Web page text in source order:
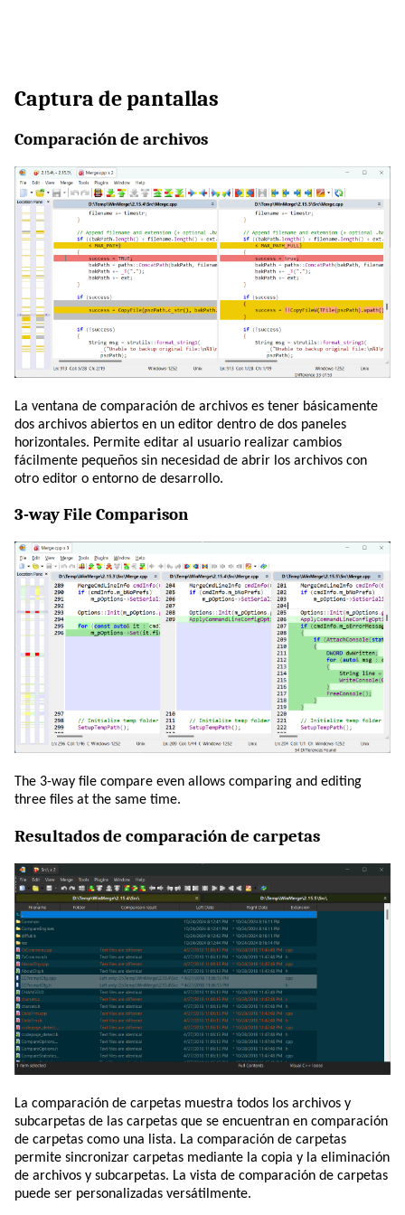
Captura de pantallas
Comparación de archivos
La ventana de comparación de archivos es tener básicamente
dos archivos abiertos en un editor dentro de dos paneles
horizontales. Permite editar al usuario realizar cambios
fácilmente pequeños sin necesidad de abrir los archivos con
otro editor o entorno de desarrollo.
3-way File Comparison
The 3-way file compare even allows comparing and editing
three files at the same time.
Resultados de comparación de carpetas
La comparación de carpetas muestra todos los archivos y
subcarpetas de las carpetas que se encuentran en comparación
de carpetas como una lista. La comparación de carpetas
permite sincronizar carpetas mediante la copia y la eliminación
de archivos y subcarpetas. La vista de comparación de carpetas
puede ser personalizadas versátilmente.